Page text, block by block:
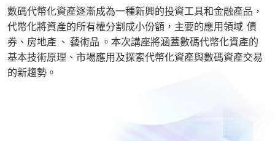
數碼代幣化資產逐漸成為一種新興的投資工具和金融產品，
代幣化將資產的所有權分割成小份額，主要的應用領域 債
券、房地產 、 藝術品 。本次講座將涵蓋數碼代幣化資產的
基本技術原理、市場應用及探索代幣化資產與數碼資產交易
的新趨勢。